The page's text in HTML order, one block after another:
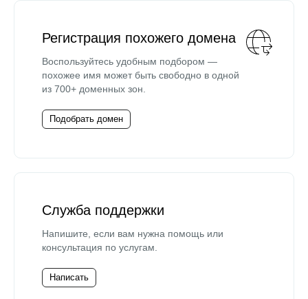
Регистрация похожего домена
Воспользуйтесь удобным подбором —
похожее имя может быть свободно в одной
из 700+ доменных зон.
Подобрать домен
Служба поддержки
Напишите, если вам нужна помощь или
консультация по услугам.
Написать